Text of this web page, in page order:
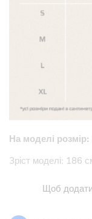
На моделі розмір:
Зріст моделі: 186
Щоб додати